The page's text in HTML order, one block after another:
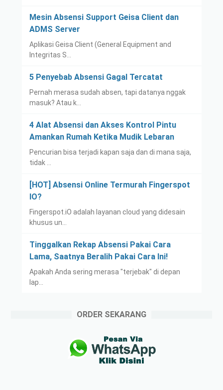
Mesin Absensi Support Geisa Client dan
ADMS Server
Aplikasi Geisa Client (General Equipment and
Integritas S…
5 Penyebab Absensi Gagal Tercatat
Pernah merasa sudah absen, tapi datanya nggak
masuk? Atau k…
4 Alat Absensi dan Akses Kontrol Pintu
Amankan Rumah Ketika Mudik Lebaran
Pencurian bisa terjadi kapan saja dan di mana saja,
tidak …
[HOT] Absensi Online Termurah Fingerspot
IO?
Fingerspot.iO adalah layanan cloud yang didesain
khusus un…
Tinggalkan Rekap Absensi Pakai Cara
Lama, Saatnya Beralih Pakai Cara Ini!
Apakah Anda sering merasa "terjebak" di depan
lap…
ORDER SEKARANG